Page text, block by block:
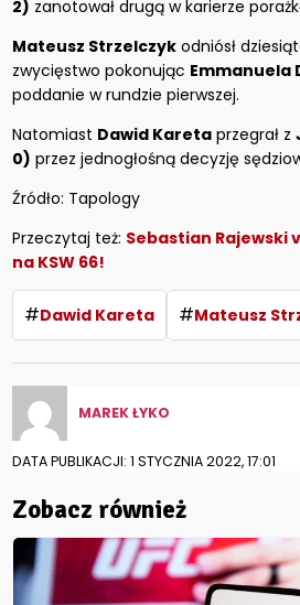
2) zanotował drugą w karierze
Mateusz Strzelczyk odniósł
zwycięstwo pokonując Emmanuela
poddanie w rundzie pierwszej.
Natomiast Dawid Kareta przegrał z
0) przez jednogłośną decyzję
Źródło: Tapology
Przeczytaj też: Sebastian Rajewski
na KSW 66!
#Dawid Kareta #Mateusz
MAREK ŁYKO
DATA PUBLIKACJI: 1 STYCZNIA 2022, 17:01
Zobacz również